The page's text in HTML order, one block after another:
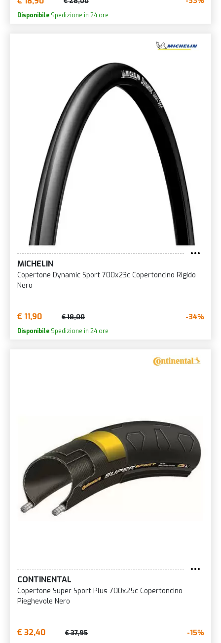
Disponibile Spedizione in 24 ore
MICHELIN
Copertone Dynamic Sport 700x23c Copertoncino Rigido
Nero
€ 11,90 € 18,00 -34%
Disponibile Spedizione in 24 ore
CONTINENTAL
Copertone Super Sport Plus 700x25c Copertoncino
Pieghevole Nero
€ 32,40 € 37,95 -15%